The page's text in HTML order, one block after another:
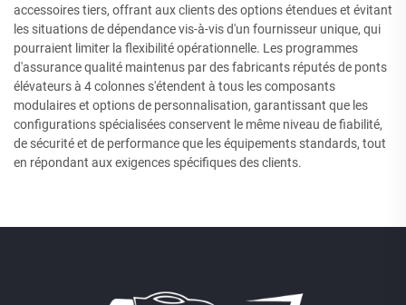
accessoires tiers, offrant aux clients des options étendues et évitant
les situations de dépendance vis-à-vis d'un fournisseur unique, qui
pourraient limiter la flexibilité opérationnelle. Les programmes
d'assurance qualité maintenus par des fabricants réputés de ponts
élévateurs à 4 colonnes s'étendent à tous les composants
modulaires et options de personnalisation, garantissant que les
configurations spécialisées conservent le même niveau de fiabilité,
de sécurité et de performance que les équipements standards, tout
en répondant aux exigences spécifiques des clients.